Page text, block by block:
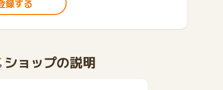
録する
ショップの説明